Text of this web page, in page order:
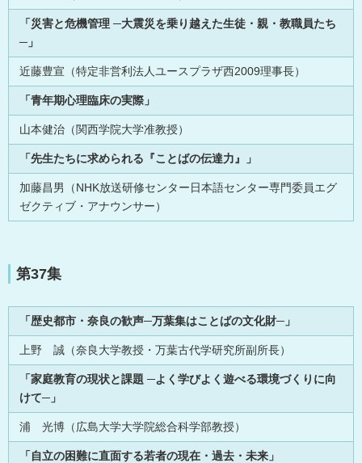
「災害と危機管理 ─大震災を乗り越えた生徒・親・教職員たち
─」
近藤豊宣（特定非営利法人ユースプラザ西2009理事長）
「青年期心理臨床の実際」
山本健治（関西学院大学准教授）
「先生たちに求められる『ことばの伝達力』」
加藤昌男（NHK放送研修センター日本語センター専門委員エグ
ゼクティブ・アナウンサー）
第37集
「歴史都市・奈良の歓声─万葉集はことばの文化財─」
上野 誠（奈良大学教授・万葉古代学研究所副所長）
「家庭教育の現状と課題 ─よく学びよく遊べる環境づくりに向
けて─」
浦 光博（広島大学大学院総合科学部教授）
「自立の困難に直面する若者の現在・過去・未来」